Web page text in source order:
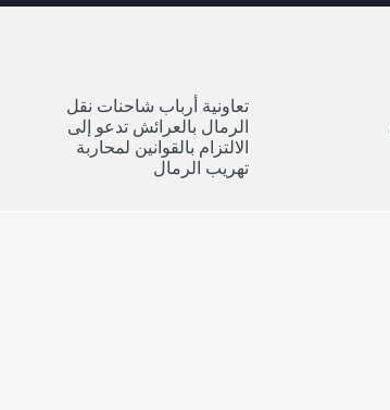
تعاونية أرباب شاحنات نقل
الرمال بالعرائش تدعو إلى
الالتزام بالقوانين لمحاربة
تهريب الرمال